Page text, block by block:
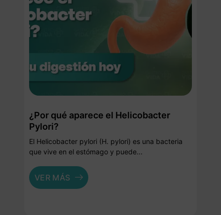
¿Por qué aparece el Helicobacter
Pylori?
El Helicobacter pylori (H. pylori) es una bacteria
que vive en el estómago y puede...
VER MÁS